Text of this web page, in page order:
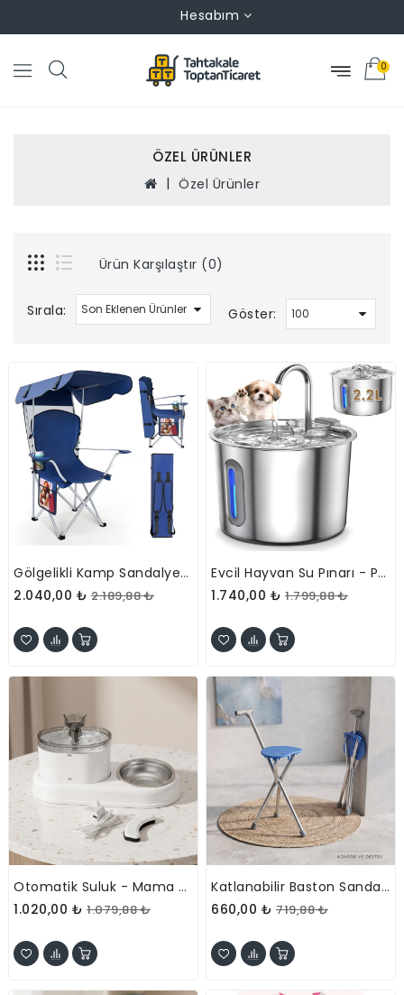
Hesabım
0
ÖZEL ÜRÜNLER
Özel Ürünler
Ürün Karşılaştır (0)
Sırala: Göster:
Gölgelikli Kamp Sandalyesi - Katlanabilir - Taşınabilir - Bardak Tutuculu
2.040,00 ₺ 2.189,88 ₺
Evcil Hayvan Su Pınarı - Paslanmaz Çelik - 2.2 Litre Kapasite
1.740,00 ₺ 1.799,88 ₺
Otomatik Suluk - Mama Kabı Hazneli - Evcil Hayvan Su Pınarı
1.020,00 ₺ 1.079,88 ₺
Katlanabilir Baston Sandalye - Oturaklı - 88 Cm
660,00 ₺ 719,88 ₺